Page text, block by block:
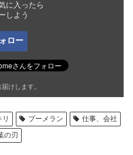
に入ったら
しよう
ロー
けします。
ブーメラン
仕事、会社
の刃